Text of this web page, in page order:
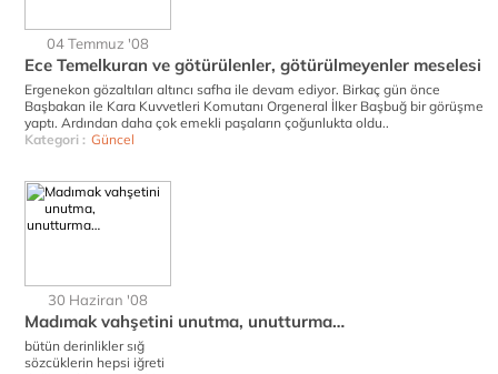
04 Temmuz '08
Ece Temelkuran ve götürülenler, götürülmeyenler meselesi
Ergenekon gözaltıları altıncı safha ile devam ediyor. Birkaç gün önce
Başbakan ile Kara Kuvvetleri Komutanı Orgeneral İlker Başbuğ bir görüşme
yaptı. Ardından daha çok emekli paşaların çoğunlukta oldu..
Kategori : Güncel
30 Haziran '08
Madımak vahşetini unutma, unutturma…
bütün derinlikler sığ
sözcüklerin hepsi iğreti